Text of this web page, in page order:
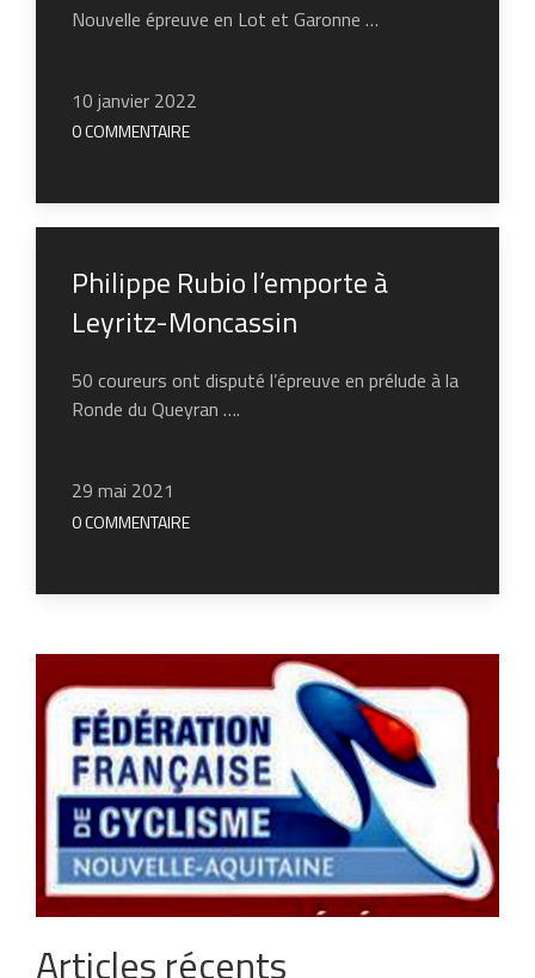
Nouvelle épreuve en Lot et Garonne …
10 janvier 2022
0 COMMENTAIRE
Philippe Rubio l’emporte à
Leyritz-Moncassin
50 coureurs ont disputé l’épreuve en prélude à la
Ronde du Queyran ….
29 mai 2021
0 COMMENTAIRE
Articles récents